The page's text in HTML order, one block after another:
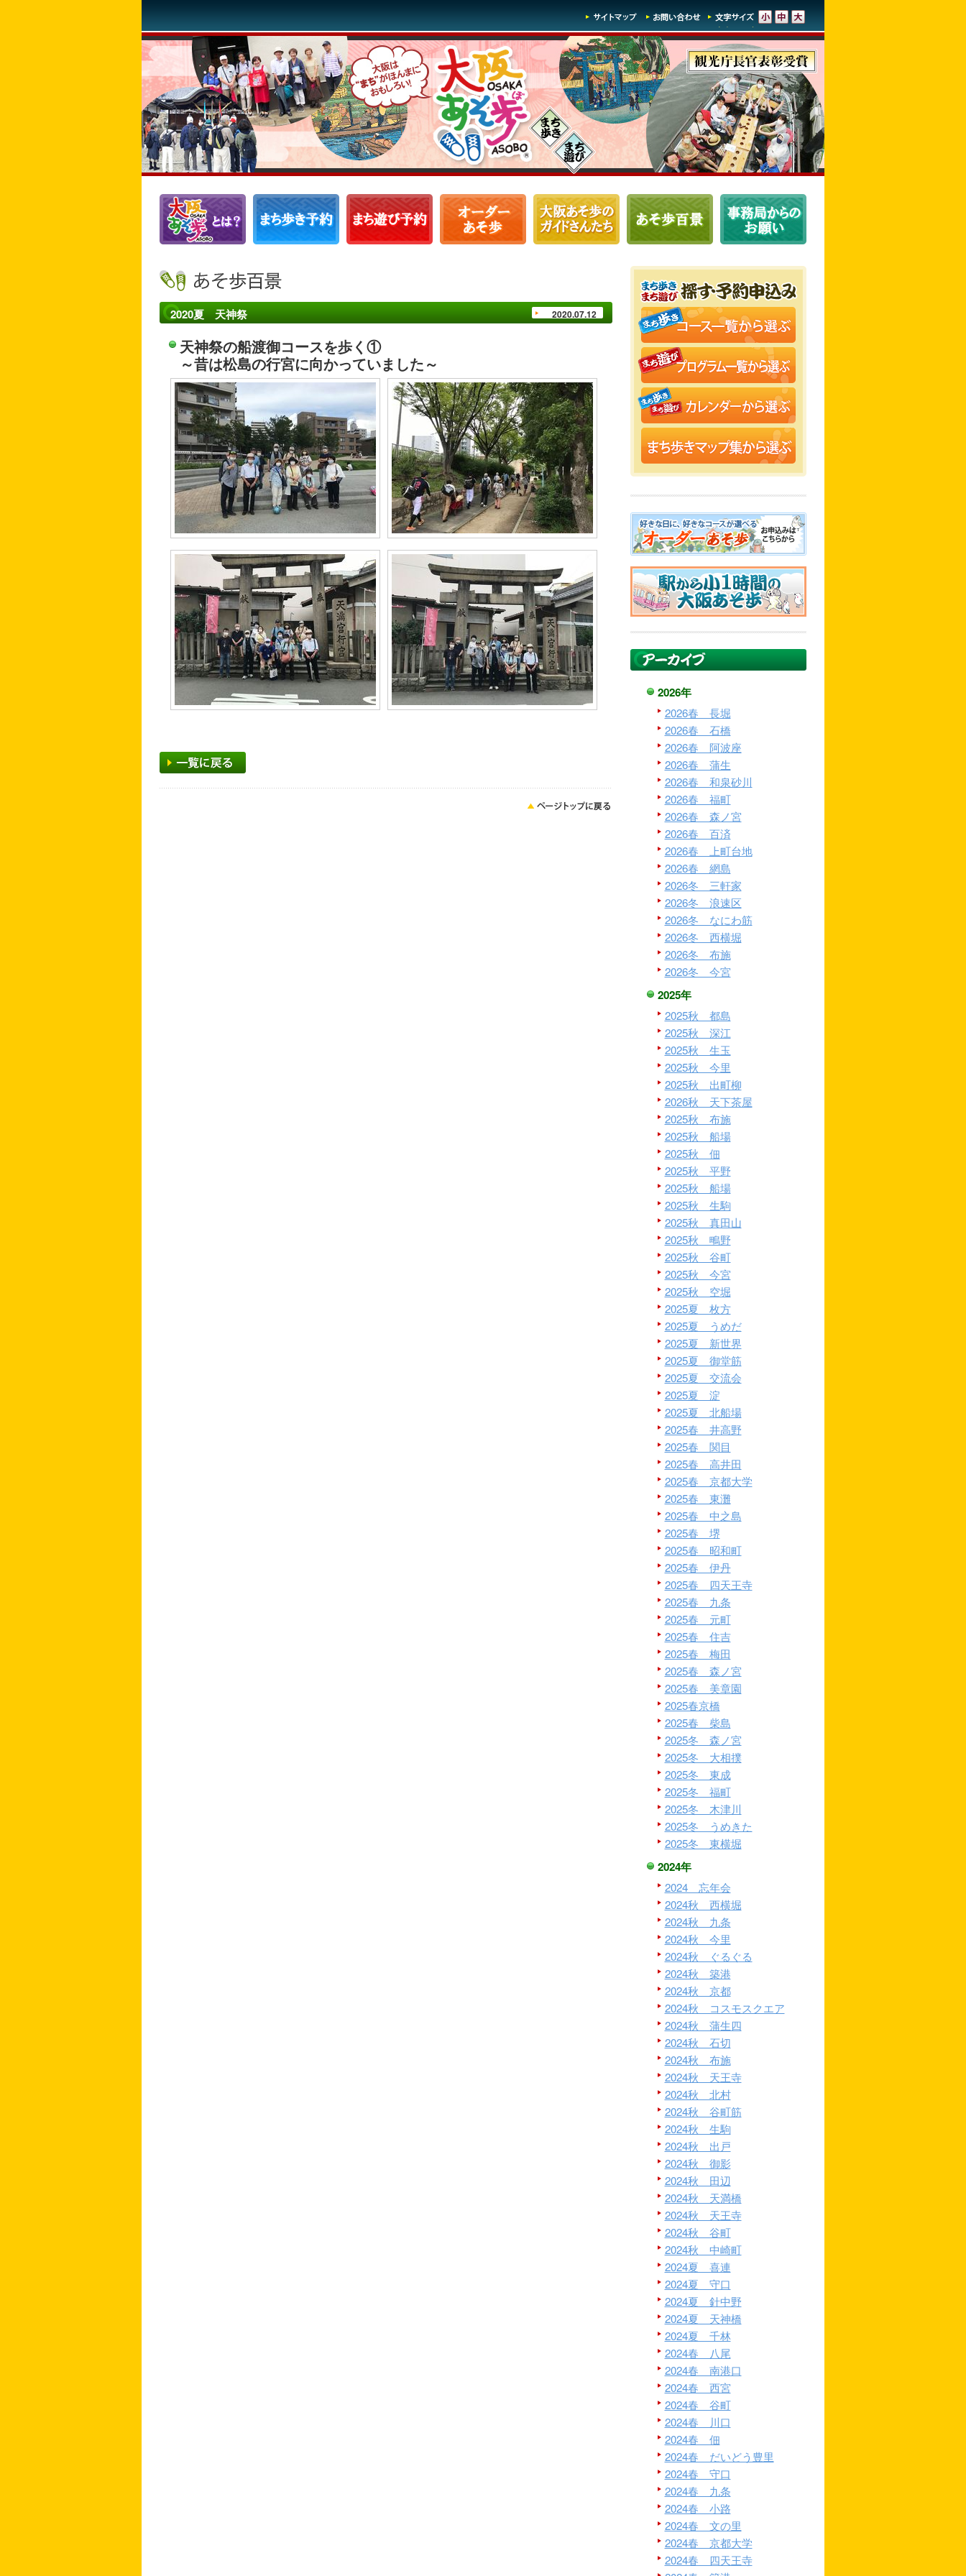
2026年
2026春 長堀
2026春 石橋
2026春 阿波座
2026春 蒲生
2026春 和泉砂川
2026春 福町
2026春 森ノ宮
2026春 百済
2026春 上町台地
2026春 網島
2026冬 三軒家
2026冬 浪速区
2026冬 なにわ筋
2026冬 西横堀
2026冬 布施
2026冬 今宮
2025年
2025秋 都島
2025秋 深江
2025秋 生玉
2025秋 今里
2025秋 出町柳
2026秋 天下茶屋
2025秋 布施
2025秋 船場
2025秋 佃
2025秋 平野
2025秋 船場
2025秋 生駒
2025秋 真田山
2025秋 鴫野
2025秋 谷町
2025秋 今宮
2025秋 空堀
2025夏 枚方
2025夏 うめだ
2025夏 新世界
2025夏 御堂筋
2025夏 交流会
2025夏 淀
2025夏 北船場
2025春 井高野
2025春 関目
2025春 高井田
2025春 京都大学
2025春 東灘
2025春 中之島
2025春 堺
2025春 昭和町
2025春 伊丹
2025春 四天王寺
2025春 九条
2025春 元町
2025春 住吉
2025春 梅田
2025春 森ノ宮
2025春 美章園
2025春京橋
2025春 柴島
2025冬 森ノ宮
2025冬 大相撲
2025冬 東成
2025冬 福町
2025冬 木津川
2025冬 うめきた
2025冬 東横堀
2024年
2024 忘年会
2024秋 西横堀
2024秋 九条
2024秋 今里
2024秋 ぐるぐる
2024秋 築港
2024秋 京都
2024秋 コスモスクエア
2024秋 蒲生四
2024秋 石切
2024秋 布施
2024秋 天王寺
2024秋 北村
2024秋 谷町筋
2024秋 生駒
2024秋 出戸
2024秋 御影
2024秋 田辺
2024秋 天満橋
2024秋 天王寺
2024秋 谷町
2024秋 中崎町
2024夏 喜連
2024夏 守口
2024夏 針中野
2024夏 天神橋
2024夏 千林
2024春 八尾
2024春 南港口
2024春 西宮
2024春 谷町
2024春 川口
2024春 佃
2024春 だいどう豊里
2024春 守口
2024春 九条
2024春 小路
2024春 文の里
2024春 京都大学
2024春 四天王寺
2020夏 天神祭 2020.07.12
天神祭の船渡御コースを歩く①
～昔は松島の行宮に向かっていました～